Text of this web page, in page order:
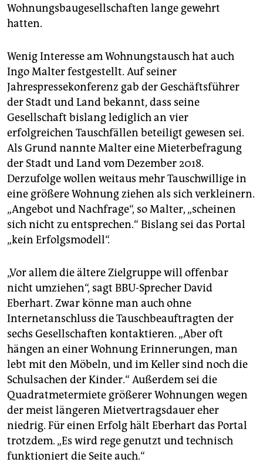
Wohnungsbaugesellschaften lange gewehrt
hatten.
Wenig Interesse am Wohnungstausch hat auch
Ingo Malter festgestellt. Auf seiner
Jahrespressekonferenz gab der Geschäftsführer
der Stadt und Land bekannt, dass seine
Gesellschaft bislang lediglich an vier
erfolgreichen Tauschfällen beteiligt gewesen sei.
Als Grund nannte Malter eine Mieterbefragung
der Stadt und Land vom Dezember 2018.
Derzufolge wollen weitaus mehr Tauschwillige in
eine größere Wohnung ziehen als sich verkleinern.
„Angebot und Nachfrage“, so Malter, „scheinen
sich nicht zu entsprechen.“ Bislang sei das Portal
„kein Erfolgsmodell“.
„Vor allem die ältere Zielgruppe will offenbar
nicht umziehen“, sagt BBU-Sprecher David
Eberhart. Zwar könne man auch ohne
Internetanschluss die Tauschbeauftragten der
sechs Gesellschaften kontaktieren. „Aber oft
hängen an einer Wohnung Erinnerungen, man
lebt mit den Möbeln, und im Keller sind noch die
Schulsachen der Kinder.“ Außerdem sei die
Quadratmetermiete größerer Wohnungen wegen
der meist längeren Mietvertragsdauer eher
niedrig. Für einen Erfolg hält Eberhart das Portal
trotzdem. „Es wird rege genutzt und technisch
funktioniert die Seite auch.“